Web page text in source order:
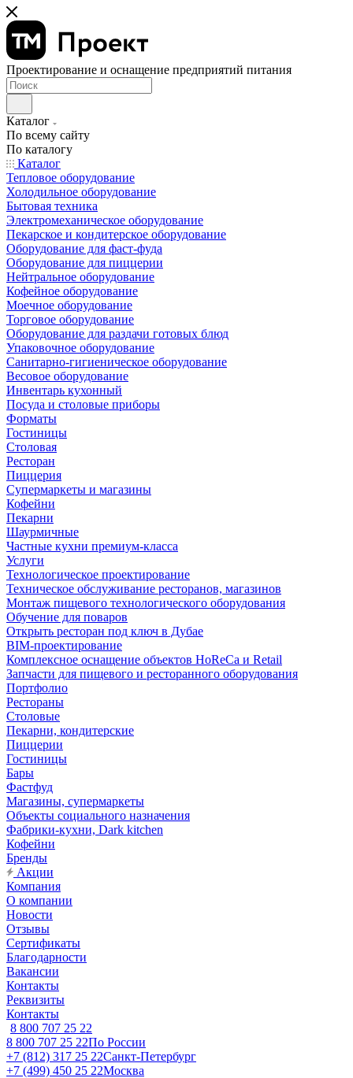
Проектирование и оснащение предприятий питания
Каталог
По всему сайту
По каталогу
Каталог
Тепловое оборудование
Холодильное оборудование
Бытовая техника
Электромеханическое оборудование
Пекарское и кондитерское оборудование
Оборудование для фаст-фуда
Оборудование для пиццерии
Нейтральное оборудование
Кофейное оборудование
Моечное оборудование
Торговое оборудование
Оборудование для раздачи готовых блюд
Упаковочное оборудование
Санитарно-гигиеническое оборудование
Весовое оборудование
Инвентарь кухонный
Посуда и столовые приборы
Форматы
Гостиницы
Столовая
Ресторан
Пиццерия
Супермаркеты и магазины
Кофейни
Пекарни
Шаурмичные
Частные кухни премиум-класса
Услуги
Технологическое проектирование
Техническое обслуживание ресторанов, магазинов
Монтаж пищевого технологического оборудования
Обучение для поваров
Открыть ресторан под ключ в Дубае
BIM-проектирование
Комплексное оснащение объектов HoReCa и Retail
Запчасти для пищевого и ресторанного оборудования
Портфолио
Рестораны
Столовые
Пекарни, кондитерские
Пиццерии
Гостиницы
Бары
Фастфуд
Магазины, супермаркеты
Объекты социального назначения
Фабрики-кухни, Dark kitchen
Кофейни
Бренды
Акции
Компания
О компании
Новости
Отзывы
Сертификаты
Благодарности
Вакансии
Контакты
Реквизиты
Контакты
8 800 707 25 22
8 800 707 25 22По России
+7 (812) 317 25 22Санкт-Петербург
+7 (499) 450 25 22Москва